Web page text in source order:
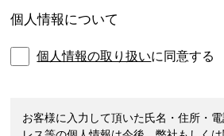
個人情報について
個人情報の取り扱いに同意する
お客様に入力して頂いた氏名・住所・